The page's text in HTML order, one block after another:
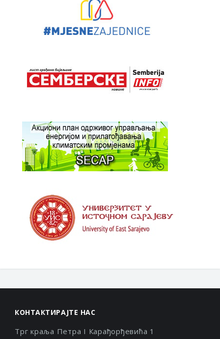
КОНТАКТИРАЈТЕ НАС
Трг краља Петра I Карађорђевића 1